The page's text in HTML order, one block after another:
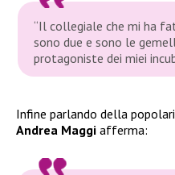
“Il collegiale che mi ha
sono due e sono le
protagoniste dei miei
Infine parlando della
Andrea Maggi afferma: